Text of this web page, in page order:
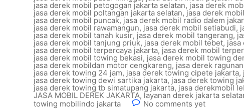
jasa derek mobil petogogan jakarta selatan, jasa derek
jasa derek mobil poltangan jakarta selatan,jasa derek
jasa derek mobil puncak, jasa derek mobil radio dalem
jasa derek mobil rawamangun, jasa derek mobil setiabudi,
jasa derek mobil tanah kusir, jasa derek mobil tangerang,
jasa derek mobil tanjung priuk, jasa derek mobil tebet, jasa
jasa derek mobil terpercaya jakarta, jasa derek mobil
jasa derek mobil towing bekasi, jasa derek mobil towing
jasa derek mobildan motor cengkareng, jasa derek
jasa derek towing 24 jam, jasa derek towing cipete jakarta,
jasa derek towing dewi sartika jakarta, jasa derek towing
jasa derek towing tb simatupang jakarta, jasa derekmobil
JASA MOBIL DEREK JAKARTA, layanan derek jakarta
towing mobilindo jakarta
No comments yet